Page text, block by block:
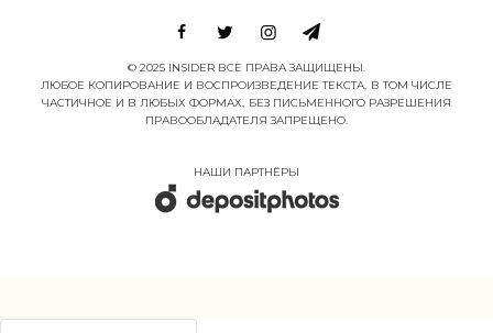
© 2025 INSIDER ВСЕ ПРАВА ЗАЩИЩЕНЫ.
ЛЮБОЕ КОПИРОВАНИЕ И ВОСПРОИЗВЕДЕНИЕ ТЕКСТА, В ТОМ ЧИСЛЕ
ЧАСТИЧНОЕ И В ЛЮБЫХ ФОРМАХ, БЕЗ ПИСЬМЕННОГО РАЗРЕШЕНИЯ
ПРАВООБЛАДАТЕЛЯ ЗАПРЕЩЕНО.
НАШИ ПАРТНËРЫ